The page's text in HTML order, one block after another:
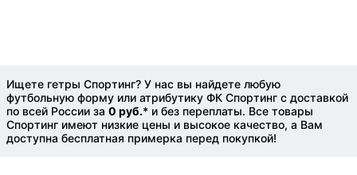
Ищете гетры Спортинг? У нас вы найдете любую
футбольную форму или атрибутику ФК Спортинг с доставкой
по всей России за 0 руб.* и без переплаты. Все товары
Спортинг имеют низкие цены и высокое качество, а Вам
доступна бесплатная примерка перед покупкой!